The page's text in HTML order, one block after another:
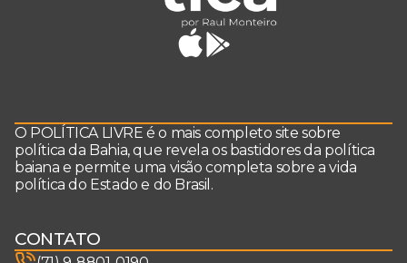
O POLÍTICA LIVRE é o mais completo site sobre
política da Bahia, que revela os bastidores da política
baiana e permite uma visão completa sobre a vida
política do Estado e do Brasil.
CONTATO